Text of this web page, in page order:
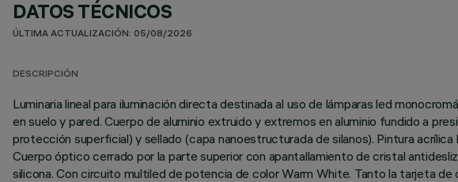
DATOS TÉCNICOS
ÚLTIMA ACTUALIZACIÓN: 05/08/2026
DESCRIPCIÓN
Luminaria lineal para iluminación directa destinada al uso de lámparas led
en suelo y pared. Cuerpo de aluminio extruido y extremos en aluminio fundido a
protección superficial) y sellado (capa nanoestructurada de silanos). Pintura
Cuerpo óptico cerrado por la parte superior con apantallamiento de cristal
silicona. Con circuito multiled de potencia de color Warm White. Tanto la tarjeta